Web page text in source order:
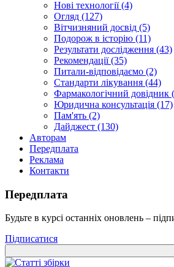
Нові технології (4)
Огляд (127)
Вітчизняний досвід (5)
Подорож в історію (11)
Результати дослідження (43)
Рекомендації (35)
Питали-відповідаємо (2)
Стандарти лікування (44)
Фармакологічний довідник
Юридична консультація (17)
Пам'ять (2)
Дайджест (130)
Авторам
Передплата
Реклама
Контакти
Передплата
Будьте в курсі останніх оновлень –
Підписатися